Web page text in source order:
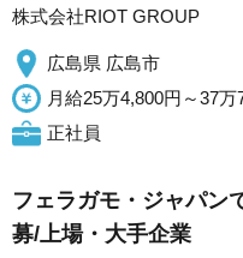
株式会社RIOT GROUP
広島県 広島市
月給25万4,800円～37万
正社員
フェラガモ・ジャパン
募/上場・大手企業